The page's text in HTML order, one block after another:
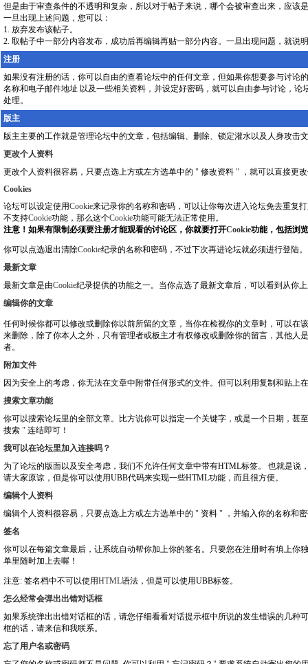
但是由于审查条件的不透明和复杂，所以对于帖子来说，哪个会被审查出来，应该
一旦出现上述问题，您可以：
1. 放弃发布该帖子。
2. 取帖子中一部分内容发布，成功后再编辑再贴一部分内容。一旦出现问题，就说
注册
如果没有注册的话，你可以自由的查看论坛中的任何文章，但如果你想要参与讨
名称和电子邮件地址 以及一些相关资料，并设定好密码，就可以自由参与讨论，
处理。
版主
版主主要的工作就是管理论坛中的文章，包括编辑、删除、锁定灌水以及人身攻
更改个人资料
更改个人资料很容易，只要点选上方或左方选单中的 " 修改资料 "
，就可以直接更
Cookies
论坛可以设定使用Cookie来记录你的名称和密码，可以让你每次进入论坛免去重复
不支持Cookie功能，那么这个Cookie功能可能无法正常使用。
注意！如果有限制必须要注册才能观看的讨论区，你就要打开Cookie功能，包括浏
你可以点选退出清除Cookie纪录的名称和密码，不过下次再进论坛就必须进行登陆。
最新文章
最新文章是由Cookie纪录提供的功能之一。当你点选了最新文章后，可以看到从你
编辑你的文章
任何时候你都可以修改或删除你以前所留的文章，当你在检视你的文章时，可以在
来删除，除了你本人之外，只有管理者或板主才有权修改或删除你的留言，其他人
者。
附加文件
因为安全上的考虑，你无法在文章中附带任何形式的文件。但可以利用复制和贴上
搜索文章功能
你可以搜索论坛里的全部文章。比方说你可以指定一个关键字，或是一个日期，甚
搜索 " 连结即可！
我可以在论坛里加入连接吗？
为了论坛的版面以及安全考虑，我们不允许任何文章中带有HTML标签。 也就是说
请大家原谅，但是你可以使用UBB代码来实现一些HTML功能，而且很方便。
编辑个人资料
编辑个人资料很容易，只要点选上方或左方选单中的 " 资料 "
，并输入你的名称和
签名
你可以在每篇文章最后，让系统自动帮你加上你的签名。只要您在注册时有填上
单里随时加上去喔！
注意: 签名档中不可以使用HTML语法，但是可以使用UBB标签。
怎么经常会弹出出错对话框
如果系统弹出出错对话框的话，请您仔细看看对话提示框中所说的发生错误的几种
框的话，请来信和我联系。
忘了用户名或密码